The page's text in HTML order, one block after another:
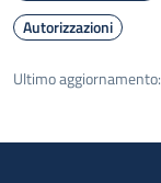
Autorizzazioni
Ultimo aggiornamento: